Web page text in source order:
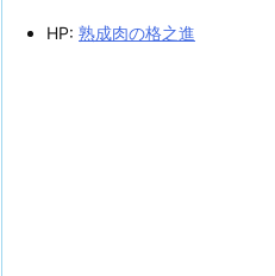
HP: 熟成肉の格之進